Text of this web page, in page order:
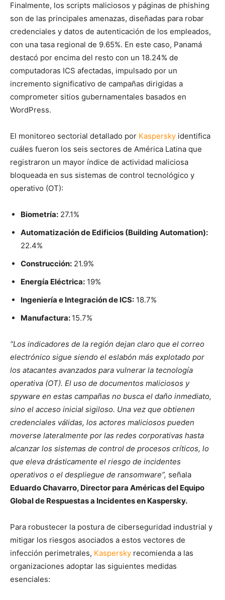
Finalmente, los scripts maliciosos y páginas de phishing
son de las principales amenazas, diseñadas para robar
credenciales y datos de autenticación de los empleados,
con una tasa regional de 9.65%. En este caso, Panamá
destacó por encima del resto con un 18.24% de
computadoras ICS afectadas, impulsado por un
incremento significativo de campañas dirigidas a
comprometer sitios gubernamentales basados en
WordPress.
El monitoreo sectorial detallado por Kaspersky identifica
cuáles fueron los seis sectores de América Latina que
registraron un mayor índice de actividad maliciosa
bloqueada en sus sistemas de control tecnológico y
operativo (OT):
Biometría: 27.1%
Automatización de Edificios (Building Automation):
22.4%
Construcción: 21.9%
Energía Eléctrica: 19%
Ingeniería e Integración de ICS: 18.7%
Manufactura: 15.7%
“Los indicadores de la región dejan claro que el correo
electrónico sigue siendo el eslabón más explotado por
los atacantes avanzados para vulnerar la tecnología
operativa (OT). El uso de documentos maliciosos y
spyware en estas campañas no busca el daño inmediato,
sino el acceso inicial sigiloso. Una vez que obtienen
credenciales válidas, los actores maliciosos pueden
moverse lateralmente por las redes corporativas hasta
alcanzar los sistemas de control de procesos críticos, lo
que eleva drásticamente el riesgo de incidentes
operativos o el despliegue de ransomware”, señala
Eduardo Chavarro, Director para Américas del Equipo
Global de Respuestas a Incidentes en Kaspersky.
Para robustecer la postura de ciberseguridad industrial y
mitigar los riesgos asociados a estos vectores de
infección perimetrales, Kaspersky recomienda a las
organizaciones adoptar las siguientes medidas
esenciales: